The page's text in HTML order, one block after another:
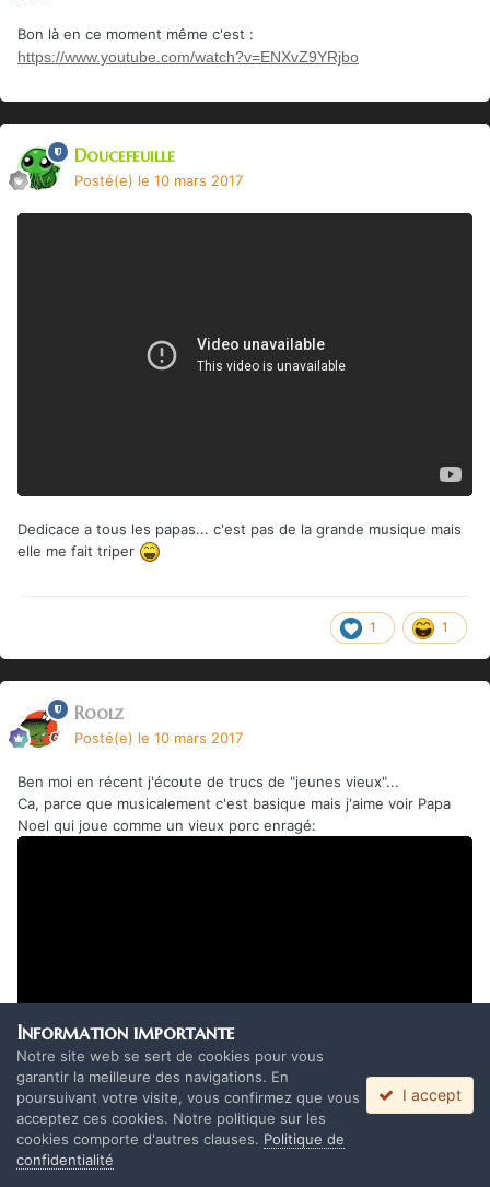
Bon là en ce moment même c'est :
https://www.youtube.com/watch?v=ENXvZ9YRjbo
Doucefeuille
Posté(e) le 10 mars 2017
Dedicace a tous les papas... c'est pas de la grande musique mais
elle me fait triper
1 1
Roolz
Posté(e) le 10 mars 2017
Ben moi en récent j'écoute de trucs de "jeunes vieux"...
Ca, parce que musicalement c'est basique mais j'aime voir Papa
Noel qui joue comme un vieux porc enragé:
Et ça, parce que, de base, tu peux même pas test' LC, c'est
toujours des gros gros tueurs, en studio comme en live :
Information importante
Notre site web se sert de cookies pour vous
garantir la meilleure des navigations. En
poursuivant votre visite, vous confirmez que vous
acceptez ces cookies. Notre politique sur les
cookies comporte d'autres clauses. Politique de
confidentialité
I accept